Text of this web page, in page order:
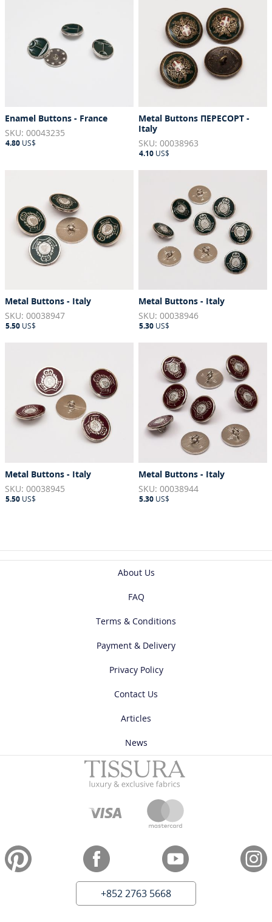
Enamel Buttons - France
SKU: 00043235
4.80 US$
Metal Buttons ПЕРЕСОРТ -
Italy
SKU: 00038963
4.10 US$
Metal Buttons - Italy
SKU: 00038947
5.50 US$
Metal Buttons - Italy
SKU: 00038946
5.30 US$
Metal Buttons - Italy
SKU: 00038945
5.50 US$
Metal Buttons - Italy
SKU: 00038944
5.30 US$
About Us
FAQ
Terms & Conditions
Payment & Delivery
Privacy Policy
Contact Us
Articles
News
+852 2763 5668